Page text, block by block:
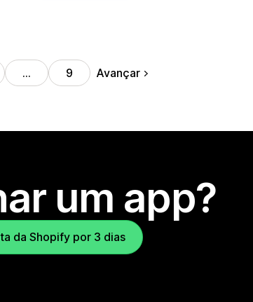
… 9 Avançar
um app?
da Shopify por 3 dias